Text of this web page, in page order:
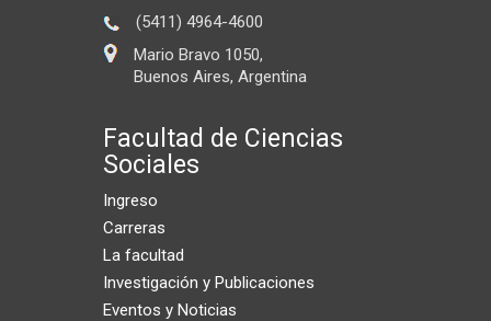
(5411) 4964-4600
Mario Bravo 1050,
Buenos Aires, Argentina
Facultad de Ciencias
Sociales
Ingreso
Carreras
La facultad
Investigación y Publicaciones
Eventos y Noticias